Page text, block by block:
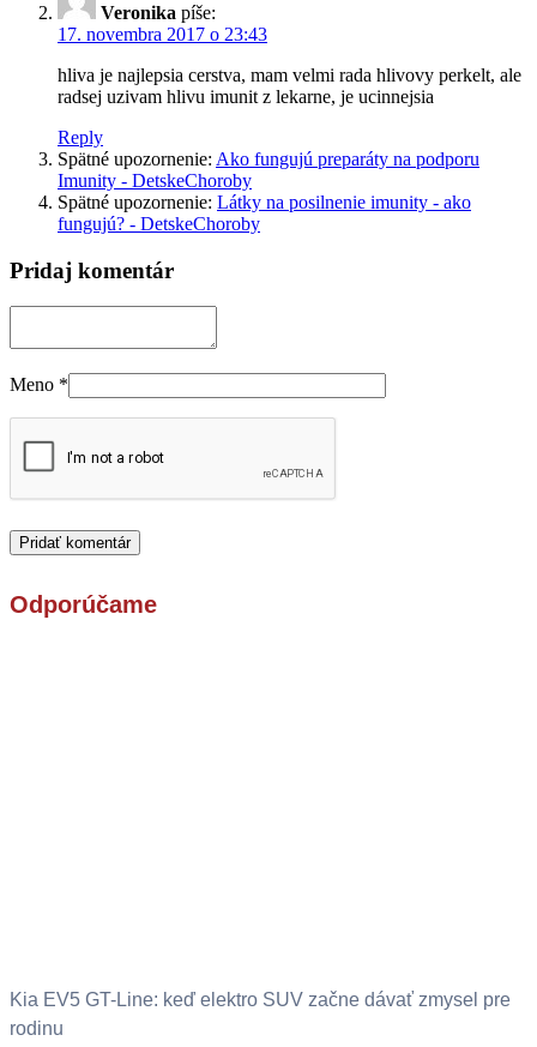
Veronika píše:
17. novembra 2017 o 23:43
hliva je najlepsia cerstva, mam velmi rada hlivovy perkelt, ale
radsej uzivam hlivu imunit z lekarne, je ucinnejsia
Reply
Spätné upozornenie: Ako fungujú preparáty na podporu
Imunity - DetskeChoroby
Spätné upozornenie: Látky na posilnenie imunity - ako
fungujú? - DetskeChoroby
Pridaj komentár
Meno *
Odporúčame
Kia EV5 GT-Line: keď elektro SUV začne dávať zmysel pre
rodinu